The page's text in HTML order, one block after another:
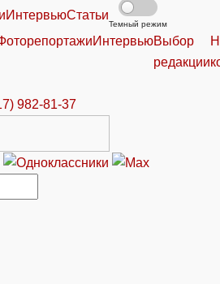
ИнтервьюСтатьи
Темный режим
ИнтервьюВыбор
редакции
982-81-37